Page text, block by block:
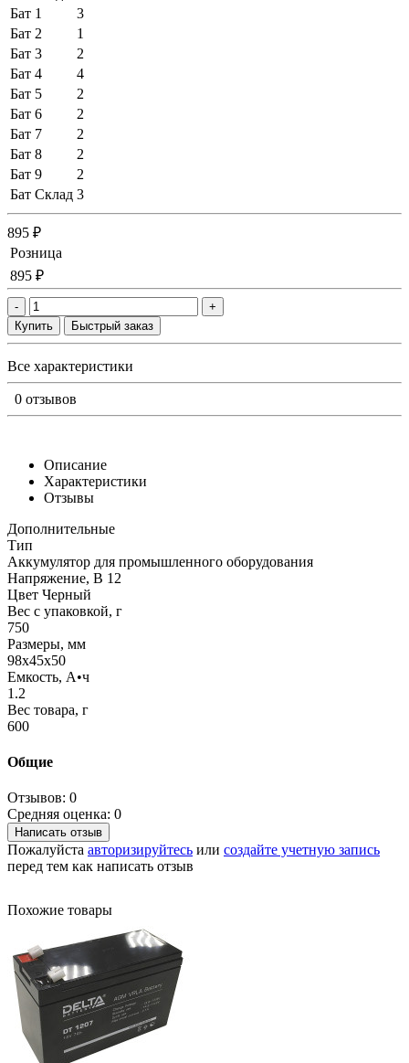
Бат 1
3
Бат 2
1
Бат 3
2
Бат 4
4
Бат 5
2
Бат 6
2
Бат 7
2
Бат 8
2
Бат 9
2
Бат Склад 3
895 ₽
Розница
895 ₽
-
+
Купить
Быстрый заказ
Все характеристики
0 отзывов
Описание
Характеристики
Отзывы
Дополнительные
Тип
Аккумулятор для промышленного оборудования
Напряжение, В 12
Цвет Черный
Вес с упаковкой, г
750
Размеры, мм
98x45x50
Емкость, А•ч
1.2
Вес товара, г
600
Общие
Отзывов: 0
Средняя оценка: 0
Написать отзыв
Пожалуйста авторизируйтесь или создайте учетную запись
перед тем как написать отзыв
Похожие товары